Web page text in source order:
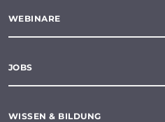
WEBINARE
JOBS
WISSEN & BILDUNG